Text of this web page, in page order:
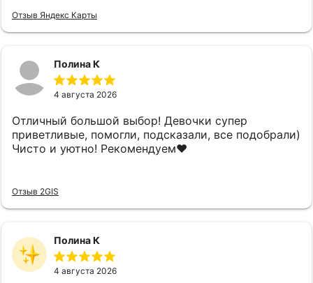
Отзыв Яндекс Карты
Полина К
4 августа 2026
Отличный большой выбор! Девочки супер
приветливые, помогли, подсказали, все подобрали)
Чисто и уютно! Рекомендуем❤️
Отзыв 2GIS
Полина К
4 августа 2026